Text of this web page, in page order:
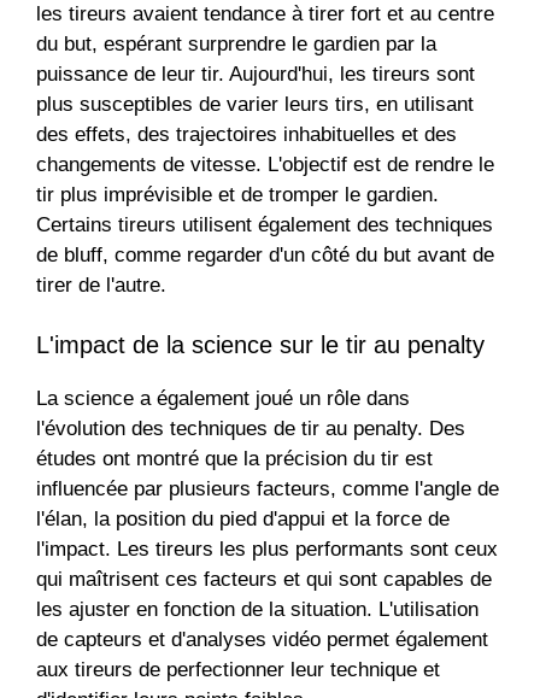
les tireurs avaient tendance à tirer fort et au centre
du but, espérant surprendre le gardien par la
puissance de leur tir. Aujourd'hui, les tireurs sont
plus susceptibles de varier leurs tirs, en utilisant
des effets, des trajectoires inhabituelles et des
changements de vitesse. L'objectif est de rendre le
tir plus imprévisible et de tromper le gardien.
Certains tireurs utilisent également des techniques
de bluff, comme regarder d'un côté du but avant de
tirer de l'autre.
L'impact de la science sur le tir au penalty
La science a également joué un rôle dans
l'évolution des techniques de tir au penalty. Des
études ont montré que la précision du tir est
influencée par plusieurs facteurs, comme l'angle de
l'élan, la position du pied d'appui et la force de
l'impact. Les tireurs les plus performants sont ceux
qui maîtrisent ces facteurs et qui sont capables de
les ajuster en fonction de la situation. L'utilisation
de capteurs et d'analyses vidéo permet également
aux tireurs de perfectionner leur technique et